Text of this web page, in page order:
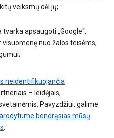
veiksmų dėl jų;
apsaugoti „Google“,
nuo žalos teisėms,
neidentifikuojančia
– leidėjais,
Pavyzdžiui, galime
bendrąsias mūsų
.